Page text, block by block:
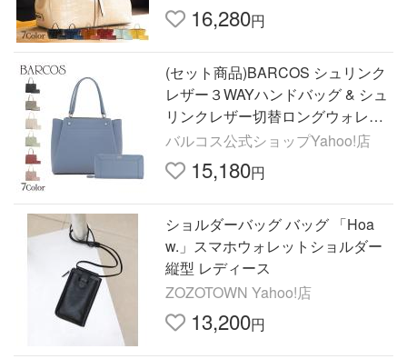
16,280円
(セット商品)BARCOS シュリンク
レザー３WAYハンドバッグ & シュ
リンクレザー切替ロングウォレッ
ト レディース 全7色 ONESIZE バ
ルコス
バルコス公式ショップYahoo!店
15,180円
ショルダーバッグ バッグ 「Hoa
w.」スマホウォレットショルダー
縦型 レディース
ZOZOTOWN Yahoo!店
13,200円